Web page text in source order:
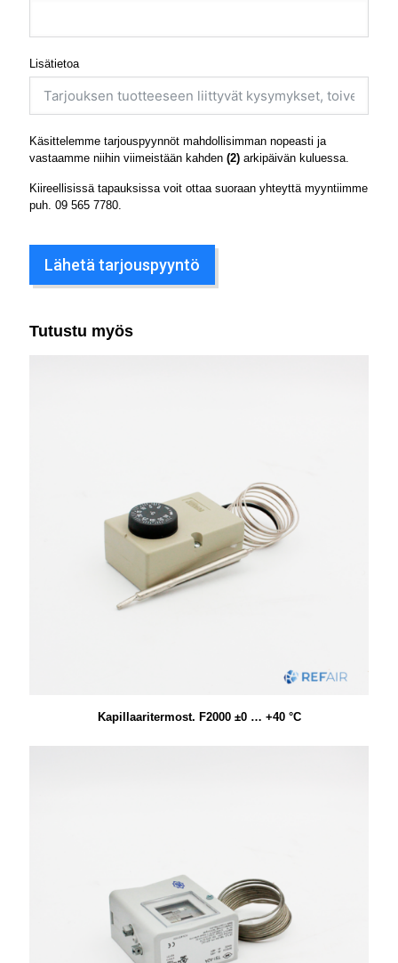
Lisätietoa
Käsittelemme tarjouspyynnöt mahdollisimman nopeasti ja
vastaamme niihin viimeistään kahden (2) arkipäivän kuluessa.
Kiireellisissä tapauksissa voit ottaa suoraan yhteyttä myyntiimme
puh. 09 565 7780
Lähetä tarjouspyyntö
Tutustu myös
Kapillaaritermost. F2000 ±0 … +40 °C